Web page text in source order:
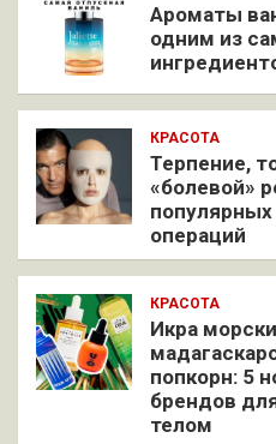
Ароматы
одним из
КРАСОТА
Терпение,
«болевой»
операций
КРАСОТА
Икра
попкорн: 5
брендов
телом